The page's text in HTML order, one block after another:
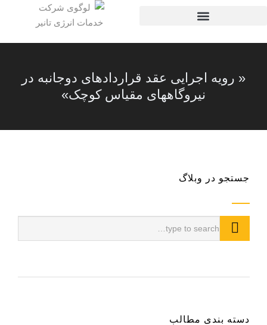
« رویه اجرایی عقد قراردادهای دوجانبه در
نیروگاه­های مقیاس کوچک»
جستجو در وبلاگ
دسته بندی مطالب